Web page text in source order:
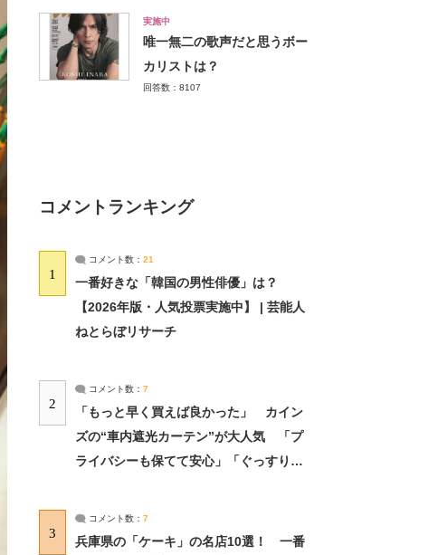
実施中
唯一無二の歌声だと思うボー
カリストは？
回答数：8107
コメントランキング
1
コメント数： 21
一番好きな「韓国の男性俳優」は？
【2026年版・人気投票実施中】 | 芸能人
ねとらぼリサーチ
2
コメント数： 7
「もっと早く買えば良かった」 カイン
ズの“車内遮光カーテン”が大人気 「プ
ライバシーも保てて安心」「ぐっすり眠
3
コメント数： 7
兵庫県の「ケーキ」の名店10選！ 一番